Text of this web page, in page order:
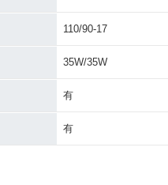
110/90-17
35W/35W
有
有